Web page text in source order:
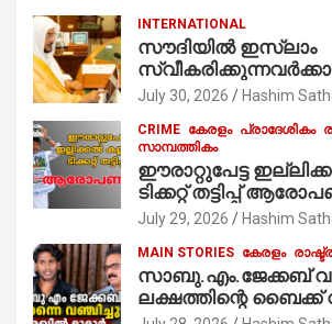
കുര്യൻ താമരശ്ശേരി
നിർവഹിക്കുന്നു.
INTERNATIONAL
സൗദിയില്‍ ഇസ്‌ലാം
മുസ്ലിം’ ഡിജിറ്റല്‍
July 30, 2026 Hashim
CRIME കേരളം പ്രാദേശികം
സാമ്പത്തികം
ഈരാറ്റുപേട്ട
ടിക്കറ്റ് തട്ടിപ്പ്
July 29, 2026 Hashim
MAIN STORIES കേരളം
സാബു.എം.ജേക്കബ്
ലക്ഷത്തിന്റെ ബൈക്ക്
തൃക്കാക്കരയില്‍